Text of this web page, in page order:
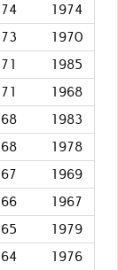
74
1974
73
1970
71
1985
71
1968
68
1983
68
1978
67
1969
66
1967
65
1979
64
1976